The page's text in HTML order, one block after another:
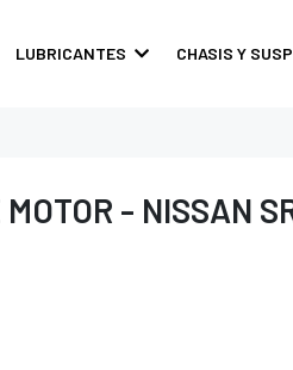
LUBRICANTES CHASIS Y
- NISSAN